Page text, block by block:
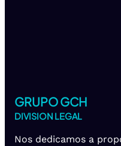
GRUPO GCH
DIVISION LEGAL
Nos dedicamos a